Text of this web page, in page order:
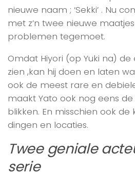
nieuwe naam ; ‘Sekki’ . Nu
met z’n twee nieuwe
problemen tegemoet.
Omdat Hiyori (op Yuki na) de
zien ,kan hij doen en laten
ook de meest rare en
maakt Yato ook nog eens
blikken. En misschien ook
dingen en locaties.
Twee geniale
serie